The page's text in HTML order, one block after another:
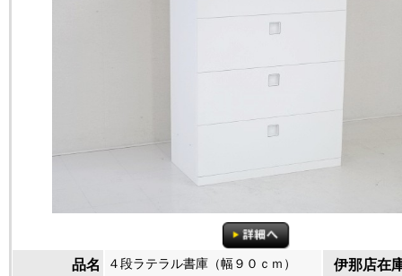
品名 ４段ラテラル書庫（幅９０ｃｍ） 伊那店在